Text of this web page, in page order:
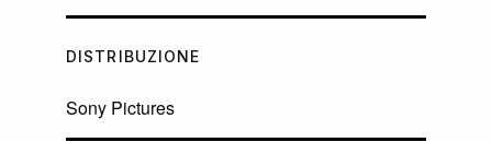
DISTRIBUZIONE
Sony Pictures